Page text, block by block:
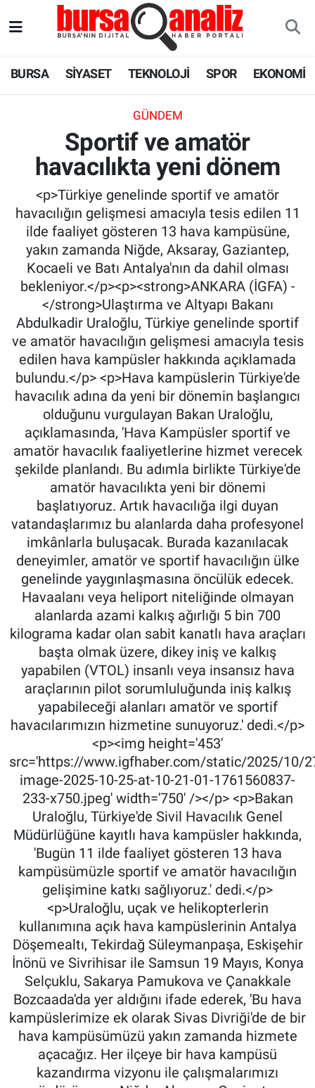
BURSA SİYASET TEKNOLOJİ SPOR EKONOMİ
GÜNDEM
Sportif ve amatör
havacılıkta yeni dönem
<p>Türkiye genelinde sportif ve amatör
havacılığın gelişmesi amacıyla tesis edilen 11
ilde faaliyet gösteren 13 hava kampüsüne,
yakın zamanda Niğde, Aksaray, Gaziantep,
Kocaeli ve Batı Antalya'nın da dahil olması
bekleniyor.</p><p><strong>ANKARA (İGFA) -
</strong>Ulaştırma ve Altyapı Bakanı
Abdulkadir Uraloğlu, Türkiye genelinde sportif
ve amatör havacılığın gelişmesi amacıyla tesis
edilen hava kampüsler hakkında açıklamada
bulundu.</p> <p>Hava kampüslerin Türkiye'de
havacılık adına da yeni bir dönemin başlangıcı
olduğunu vurgulayan Bakan Uraloğlu,
açıklamasında, 'Hava Kampüsler sportif ve
amatör havacılık faaliyetlerine hizmet verecek
şekilde planlandı. Bu adımla birlikte Türkiye'de
amatör havacılıkta yeni bir dönemi
başlatıyoruz. Artık havacılığa ilgi duyan
vatandaşlarımız bu alanlarda daha profesyonel
imkânlarla buluşacak. Burada kazanılacak
deneyimler, amatör ve sportif havacılığın ülke
genelinde yaygınlaşmasına öncülük edecek.
Havaalanı veya heliport niteliğinde olmayan
alanlarda azami kalkış ağırlığı 5 bin 700
kilograma kadar olan sabit kanatlı hava araçları
başta olmak üzere, dikey iniş ve kalkış
yapabilen (VTOL) insanlı veya insansız hava
araçlarının pilot sorumluluğunda iniş kalkış
yapabileceği alanları amatör ve sportif
havacılarımızın hizmetine sunuyoruz.' dedi.</p>
<p><img height='453'
src='https://www.igfhaber.com/static/2025/10/
image-2025-10-25-at-10-21-01-1761560837-
233-x750.jpeg' width='750' /></p> <p>Bakan
Uraloğlu, Türkiye'de Sivil Havacılık Genel
Müdürlüğüne kayıtlı hava kampüsler hakkında,
'Bugün 11 ilde faaliyet gösteren 13 hava
kampüsümüzle sportif ve amatör havacılığın
gelişimine katkı sağlıyoruz.' dedi.</p>
<p>Uraloğlu, uçak ve helikopterlerin
kullanımına açık hava kampüslerinin Antalya
Döşemealtı, Tekirdağ Süleymanpaşa, Eskişehir
İnönü ve Sivrihisar ile Samsun 19 Mayıs, Konya
Selçuklu, Sakarya Pamukova ve Çanakkale
Bozcaada'da yer aldığını ifade ederek, 'Bu hava
kampüslerimize ek olarak Sivas Divriği'de de bir
hava kampüsümüzü yakın zamanda hizmete
açacağız. Her ilçeye bir hava kampüsü
kazandırma vizyonu ile çalışmalarımızı
SPOR
EKONOMİ
SAĞLIK
ASTROLOJİ
BLOG
Süper Lig Puan Durumu ve Fikstür
Tüm Manşetler
Son Dakika Haberleri
Haber Arşivi